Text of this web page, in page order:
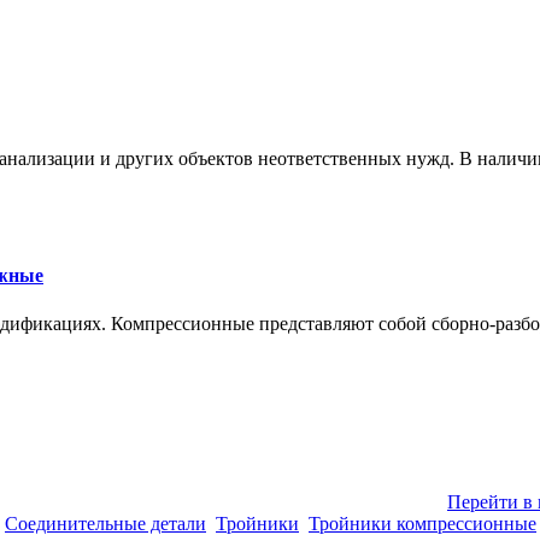
и других объектов неответственных нужд. В
Компрессионные представляют собой сборно-
Перейти в
Соединительные детали Тройники Тройники компрессионные